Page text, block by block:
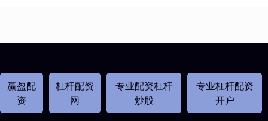
赢盈配
资
杠杆配资
网
专业配资杠杆
炒股
专业杠杆配资
开户